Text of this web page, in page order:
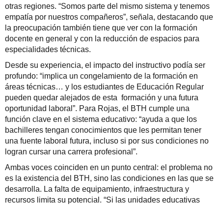
otras regiones. “Somos parte del mismo sistema y tenemos
empatía por nuestros compañeros”, señala, destacando que
la preocupación también tiene que ver con la formación
docente en general y con la reducción de espacios para
especialidades técnicas.
Desde su experiencia, el impacto del instructivo podía ser
profundo: “implica un congelamiento de la formación en
áreas técnicas… y los estudiantes de Educación Regular
pueden quedar alejados de esta formación y una futura
oportunidad laboral”. Para Rojas, el BTH cumple una
función clave en el sistema educativo: “ayuda a que los
bachilleres tengan conocimientos que les permitan tener
una fuente laboral futura, incluso si por sus condiciones no
logran cursar una carrera profesional”.
Ambas voces coinciden en un punto central: el problema no
es la existencia del BTH, sino las condiciones en las que se
desarrolla. La falta de equipamiento, infraestructura y
recursos limita su potencial. “Si las unidades educativas